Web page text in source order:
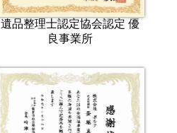
遺品整理士認定協会認定 優
良事業所